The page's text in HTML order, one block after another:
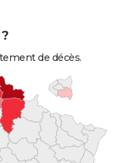
de décès.